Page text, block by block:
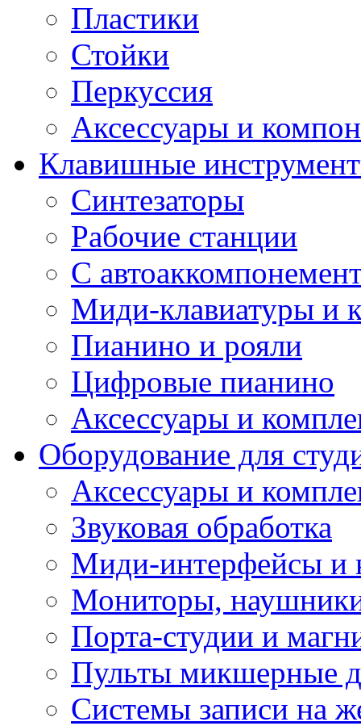
Пластики
Стойки
Перкуссия
Аксессуары и
Клавишные
Синтезаторы
Рабочие станции
С
Миди-клавиатуры и
Пианино и рояли
Цифровые пианино
Аксессуары и
Оборудование для
Аксессуары и
Звуковая обработка
Миди-интерфейсы и
Мониторы,
Порта-студии и
Пульты микшерные
Системы записи на